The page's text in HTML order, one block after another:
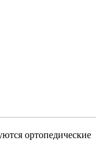
ортопедические